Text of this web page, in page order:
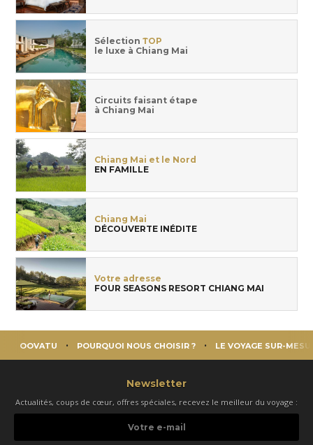
Sélection TOP
le luxe à Chiang Mai
Circuits faisant étape
à Chiang Mai
Chiang Mai et le Nord
EN FAMILLE
Chiang Mai
DÉCOUVERTE INÉDITE
Votre adresse
FOUR SEASONS RESORT CHIANG MAI
OOVATU POURQUOI NOUS CHOISIR ? LE VOYAGE SUR-
Newsletter
Actualités, coups de cœur, offres spéciales, recevez le meilleur du voyage :
e-